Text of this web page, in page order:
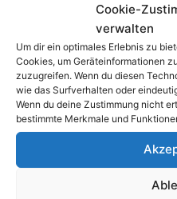
Cookie-
verwalten
Um dir ein optimales Erlebnis zu
Cookies, um Geräteinformationen
zuzugreifen. Wenn du diesen
wie das Surfverhalten oder
Wenn du deine Zustimmung nicht
bestimmte Merkmale und
Mieteinnahmen aus
Einkünfte aus einem
ist ein Einkommen,
deiner Arbeitszeit…
WEITERLESEN8
IDEEN,